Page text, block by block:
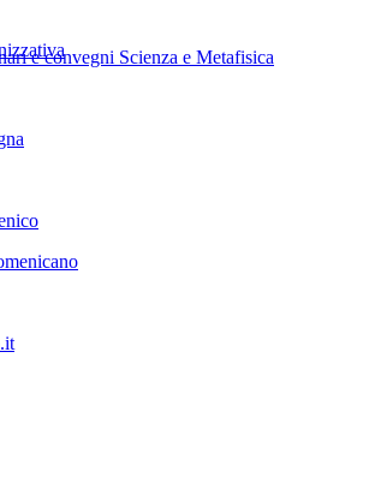
e convegni Scienza e Metafisica